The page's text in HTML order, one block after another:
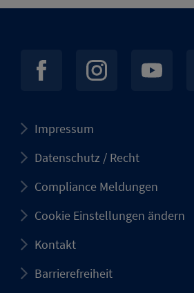
Impressum
Datenschutz / Recht
Compliance Meldungen
Cookie Einstellungen ändern
Kontakt
Barrierefreiheit